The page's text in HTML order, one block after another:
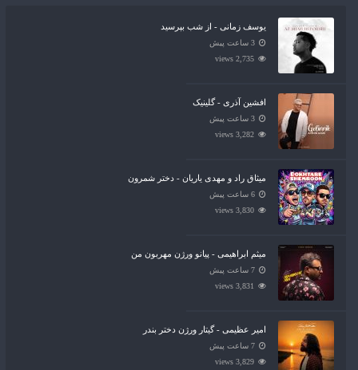
یوسف زمانی - از شب بپرسید
3 ساعت پیش
2,735 views
افشین آذری - گلینیک
3 ساعت پیش
3,282 views
میثاق راد و مهدی یاریان - دختر شمرون
6 ساعت پیش
3,830 views
میثم ابراهیمی - پیانو ورژن مهربون من
7 ساعت پیش
3,831 views
امیر عظیمی - گیتار ورژن دختر بندر
7 ساعت پیش
3,829 views